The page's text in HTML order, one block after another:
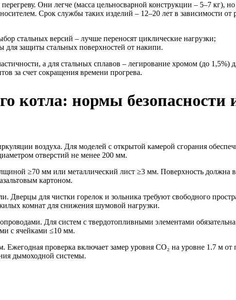
Они легче (масса цельносварной конструкции – 5–7 кг),
Срок службы таких изделий – 12–20 лет в зависимости от
стальных версий – лучше переносят циклические нагрузки;
для защиты стальных поверхностей от накипи.
а для стальных сплавов – легирование хромом (до 1,5%)
за счет сокращения времени прогрева.
котла: нормы безопасности
воздуха. Для моделей с открытой камерой сгорания
отверстий не менее 200 мм.
≥70 мм или металлический лист ≥3 мм. Поверхность должна
картоном.
Дверцы для чистки горелок и зольника требуют свободного
комнат для снижения шумовой нагрузки.
Для систем с твердотопливными элементами обязательна
с ячейками ≤10 мм.
проверка включает замер уровня CO₂ на уровне 1.7 м
дымоходной системы.